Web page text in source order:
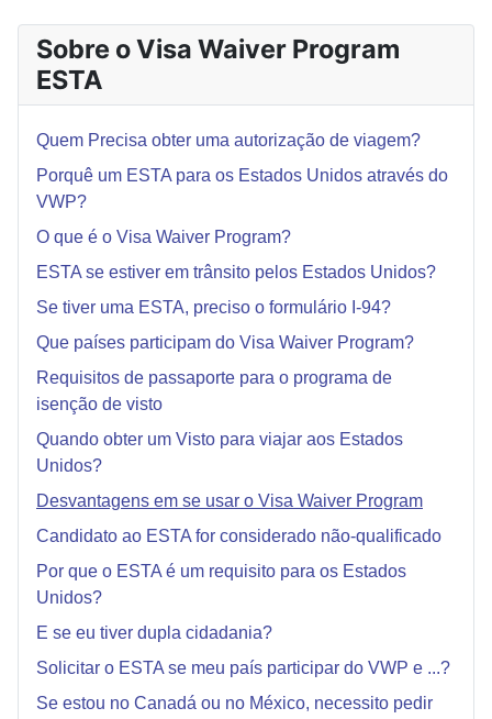
Sobre o Visa Waiver Program
ESTA
Quem Precisa obter uma autorização de viagem?
Porquê um ESTA para os Estados Unidos através do
VWP?
O que é o Visa Waiver Program?
ESTA se estiver em trânsito pelos Estados Unidos?
Se tiver uma ESTA, preciso o formulário I-94?
Que países participam do Visa Waiver Program?
Requisitos de passaporte para o programa de
isenção de visto
Quando obter um Visto para viajar aos Estados
Unidos?
Desvantagens em se usar o Visa Waiver Program
Candidato ao ESTA for considerado não-qualificado
Por que o ESTA é um requisito para os Estados
Unidos?
E se eu tiver dupla cidadania?
Solicitar o ESTA se meu país participar do VWP e ...?
Se estou no Canadá ou no México, necessito pedir